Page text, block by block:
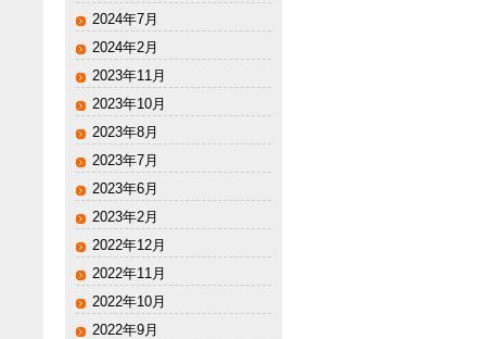
2024年7月
2024年2月
2023年11月
2023年10月
2023年8月
2023年7月
2023年6月
2023年2月
2022年12月
2022年11月
2022年10月
2022年9月